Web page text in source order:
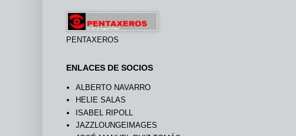
PENTAXEROS
ENLACES DE SOCIOS
ALBERTO NAVARRO
HELIE SALAS
ISABEL RIPOLL
JAZZLOUNGEIMAGES